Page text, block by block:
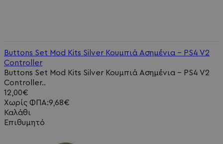
Buttons Set Mod Kits Silver Κουμπιά Ασημένια - PS4 V2
Controller
Buttons Set Mod Kits Silver Κουμπιά Ασημένια - PS4 V2
Controller..
12,00€
Χωρίς ΦΠΑ:9,68€
Καλάθι
Επιθυμητό